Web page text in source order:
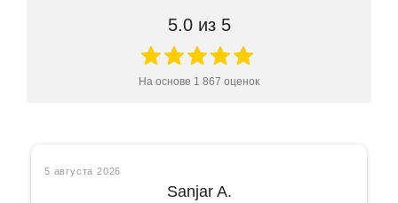
5.0из 5
На основе 1 867 оценок
5 августа 2026
Ольга Б